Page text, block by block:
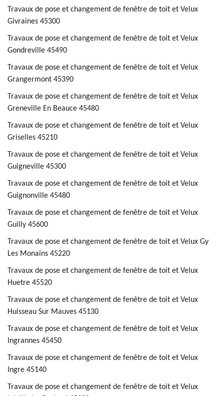
Travaux de pose et changement de fenêtre de toit et Velux
Givraines 45300
Travaux de pose et changement de fenêtre de toit et Velux
Gondreville 45490
Travaux de pose et changement de fenêtre de toit et Velux
Grangermont 45390
Travaux de pose et changement de fenêtre de toit et Velux
Greneville En Beauce 45480
Travaux de pose et changement de fenêtre de toit et Velux
Griselles 45210
Travaux de pose et changement de fenêtre de toit et Velux
Guigneville 45300
Travaux de pose et changement de fenêtre de toit et Velux
Guignonville 45480
Travaux de pose et changement de fenêtre de toit et Velux
Guilly 45600
Travaux de pose et changement de fenêtre de toit et Velux Gy
Les Monains 45220
Travaux de pose et changement de fenêtre de toit et Velux
Huetre 45520
Travaux de pose et changement de fenêtre de toit et Velux
Huisseau Sur Mauves 45130
Travaux de pose et changement de fenêtre de toit et Velux
Ingrannes 45450
Travaux de pose et changement de fenêtre de toit et Velux
Ingre 45140
Travaux de pose et changement de fenêtre de toit et Velux